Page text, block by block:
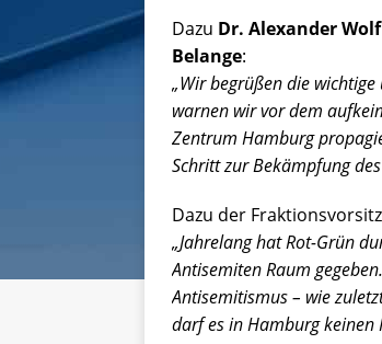
Dazu Dr. Alexander Wolf
Belange:
„Wir begrüßen die
warnen wir vor dem
Zentrum Hamburg
Schritt zur Bekämpfung
Dazu der
„Jahrelang hat Rot-Grün
Antisemiten Raum
Antisemitismus – wie
darf es in Hamburg keinen